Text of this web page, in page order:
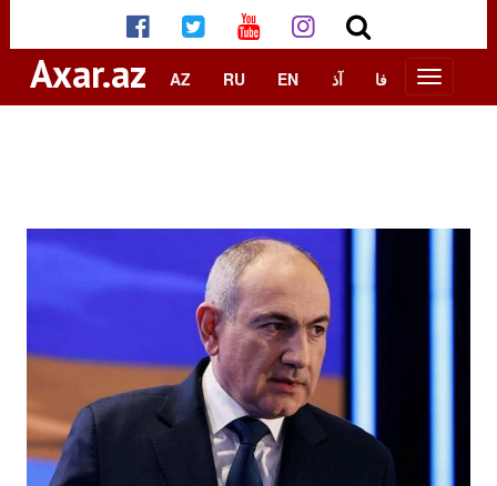
Axar.az AZ RU EN آذ فا